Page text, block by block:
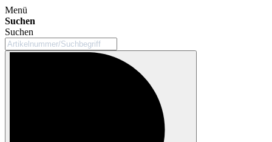
Menü
Suchen
Suchen